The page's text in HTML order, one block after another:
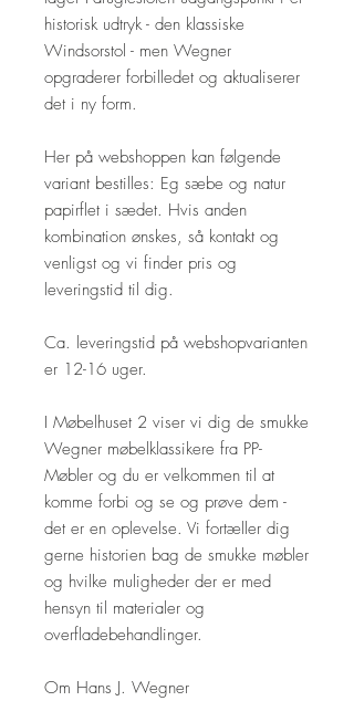
historisk udtryk - den klassiske
Windsorstol - men Wegner
opgraderer forbilledet og aktualiserer
det i ny form.
Her på webshoppen kan følgende
variant bestilles: Eg sæbe og natur
papirflet i sædet. Hvis anden
kombination ønskes, så kontakt og
venligst og vi finder pris og
leveringstid til dig.
Ca. leveringstid på webshopvarianten
er 12-16 uger.
I Møbelhuset 2 viser vi dig de smukke
Wegner møbelklassikere fra PP-
Møbler og du er velkommen til at
komme forbi og se og prøve dem -
det er en oplevelse. Vi fortæller dig
gerne historien bag de smukke møbler
og hvilke muligheder der er med
hensyn til materialer og
overfladebehandlinger.
Om Hans J. Wegner